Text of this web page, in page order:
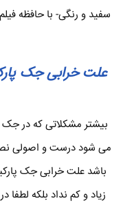
سفید و رنگی- با حافظه
علت خرابی جک
بیشتر مشکلاتی که در جک
می شود درست و اصولی
باشد علت خرابی جک
زیاد و کم نداد بلکه